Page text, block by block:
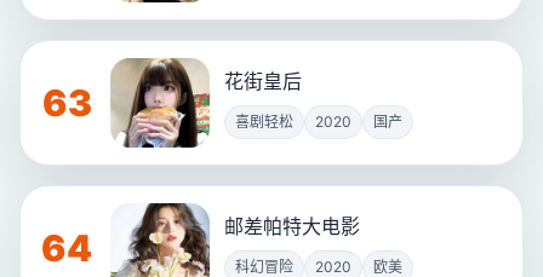
63 花街皇后
喜剧轻松 2020 国产
64 邮差帕特大电影
科幻冒险 2020 欧美